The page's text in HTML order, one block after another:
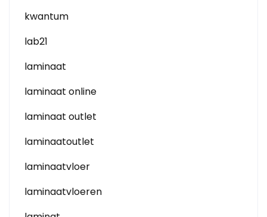
kwantum
lab21
laminaat
laminaat online
laminaat outlet
laminaatoutlet
laminaatvloer
laminaatvloeren